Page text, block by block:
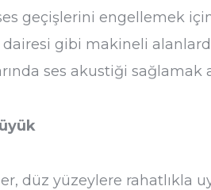
geçişlerini engellemek
dairesi gibi makineli
ses akustiği sağlamak
düz yüzeylere rahatlıkla